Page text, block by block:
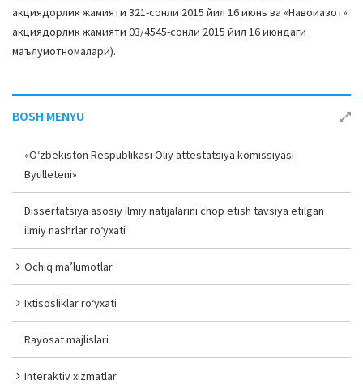
акциядорлик жамияти 321-сонли 2015 йил 16 июнь ва «Навоиазот»
акциядорлик жамияти 03/4545-сонли 2015 йил 16 июндаги
маълумотномалари).
BOSH MENYU
«O‘zbekiston Respublikasi Oliy attestatsiya komissiyasi
Byulleteni»
Dissertatsiya asosiy ilmiy natijalarini chop etish tavsiya etilgan
ilmiy nashrlar ro‘yxati
Ochiq ma’lumotlar
Ixtisosliklar ro‘yxati
Rayosat majlislari
Interaktiv xizmatlar